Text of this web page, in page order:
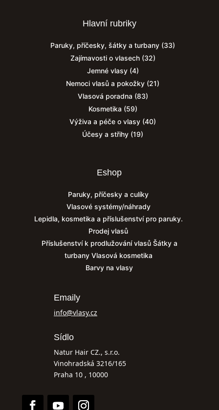
Hlavní rubriky
Paruky, příčesky, šátky a turbany (33)
Zajímavosti o vlasech(32)
Jemné vlasy(4)
Nemoci vlasů a pokožky (21)
Vlasová poradna (83)
Kosmetika (59)
Výživa a péče o vlasy (40)
Účesy a střihy (19)
Eshop
Paruky, příčesky a culíky
Vlasové systémy/náhrady
Lepidla, kosmetika a příslušenství pro paruky.
Prodej vlasů
Příslušenství k prodlužování vlasů Šátky a
turbany Vlasová kosmetika
Barvy na vlasy
Emaily
info@vlasy.cz
Sídlo
Natur Hair CZ., s.r.o.
Vinohradská 3216/165
Praha 10 , 10000